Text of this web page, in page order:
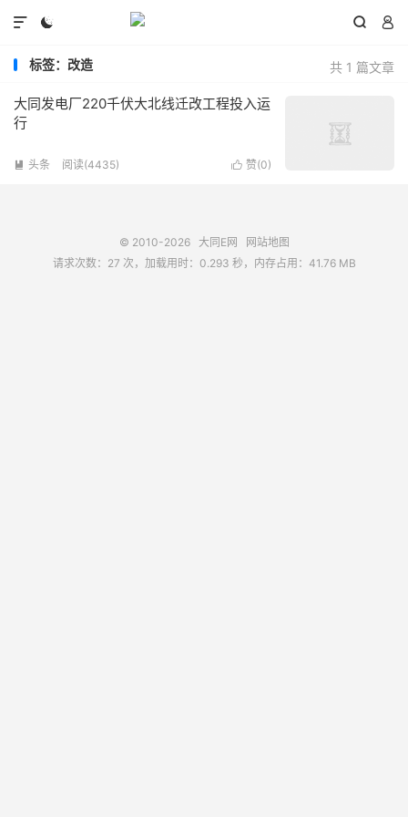
  

共 1 篇文章
标签：改造
大同发电厂220千伏大北线迁改工程投入运
行
 赞(0)
 头条 阅读(4435)
© 2010-2026 大同E网
网站地图
请求次数：27 次，加载用时：0.293 秒，内存占用：41.76 MB